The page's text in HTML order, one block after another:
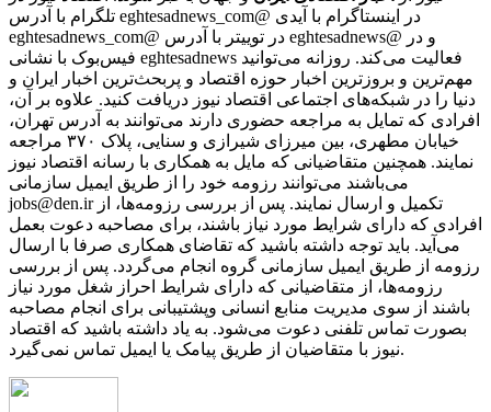
تلگرام با آدرس eghtesadnews_com@ در اینستاگرام با آیدی
eghtesadnews_com@ در توییتر با آدرس eghtesadnews@ و در
فیس‌بوک با نشانی eghtesadnews فعالیت می‌کند. روزانه می‌توانید
مهم‌ترین و بروزترین اخبار حوزه اقتصاد و پربحث‌ترین اخبار ایران و
دنیا را در شبکه‌های اجتماعی اقتصاد نیوز دریافت کنید. علاوه بر آن،
افرادی که تمایل به مراجعه حضوری دارند می‌توانند به آدرس تهران،
خیابان مطهری، بین میرزای شیرازی و سنایی، پلاک ۳۷۰ مراجعه
نمایند. همچنین متقاضیانی که مایل به همکاری با رسانه‌ اقتصاد نیوز
می‌باشند می‌توانند رزومه خود را از طریق ایمیل سازمانی
jobs@den.ir تکمیل و ارسال نمایند. پس از بررسی رزومه‌ها، از
افرادی که دارای شرایط مورد نیاز باشند، برای مصاحبه دعوت بعمل
می‌آید. باید توجه داشته باشید که تقاضای همکاری صرفا با ارسال
رزومه از طریق ایمیل سازمانی گروه انجام می‌گردد. پس از بررسی
رزومه‌ها، از متقاضیانی که دارای شرایط احراز شغل مورد نیاز
باشند از سوی مدیریت منابع انسانی وپشتیبانی برای انجام مصاحبه
بصورت تماس تلفنی دعوت می‌شود. به یاد داشته باشید که اقتصاد
نیوز با متقاضیان از طریق پیامک یا ایمیل تماس نمی‌گیرد.